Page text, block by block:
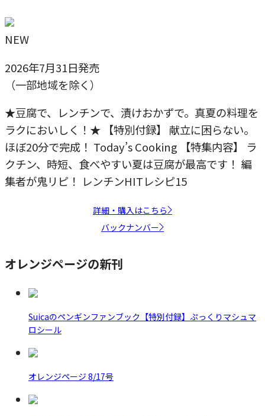
NEW
2026年7月31日発売
（一部地域を除く）
★豆腐で、レンチンで、漬けおかずで。真夏の料理を
ラクにおいしく！★ 【特別付録】 献立に困らない。
ほぼ20分で完成！ Today’s Cooking 【特集内容】 ラ
クチン、時短、食べやすい夏は豆腐が最高です！ 編
集者が鬼リピ！ レンチンHITレシピ15
詳細・購入はこちら
バックナンバー
オレンジページの新刊
Suicaのペンギンファンブック【特別付録】ぷっくりマシュマ
ロシール
オレンジページ 8/17号